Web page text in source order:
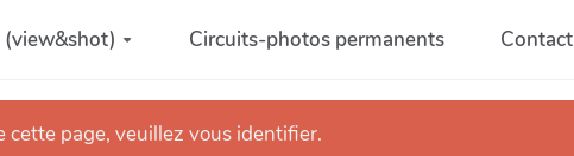
(view&shot) Circuits-photos permanents Contact
cette page, veuillez vous identifier.